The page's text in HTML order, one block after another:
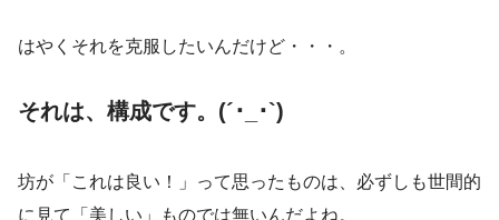
はやくそれを克服したいんだけど・・・。
それは、構成です。(´･_･`)
坊が「これは良い！」って思ったものは、必ずしも世間的
に見て「美しい」ものでは無いんだよね。